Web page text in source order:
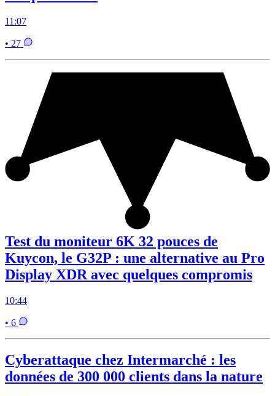
11:07
• 27
Test du moniteur 6K 32 pouces de
Kuycon, le G32P : une alternative au Pro
Display XDR avec quelques compromis
10:44
• 6
Cyberattaque chez Intermarché : les
données de 300 000 clients dans la nature